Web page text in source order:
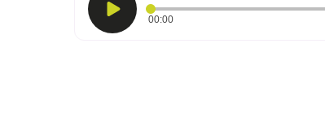
00:00Tiempo transcurrido: 0 segundos